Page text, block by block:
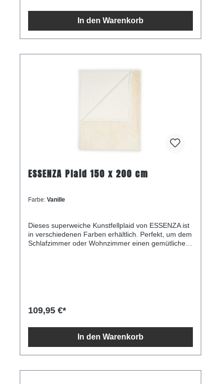
In den Warenkorb
ESSENZA Plaid 150 x 200 cm
Farbe: Vanille
Dieses superweiche Kunstfellplaid von ESSENZA ist
in verschiedenen Farben erhältlich. Perfekt, um dem
Schlafzimmer oder Wohnzimmer einen gemütlichen
109,95 €*
In den Warenkorb